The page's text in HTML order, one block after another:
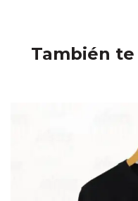
También